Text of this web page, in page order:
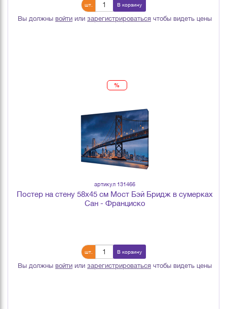
шт. В корзину
Вы должны войти или зарегистрироваться чтобы видеть цены
%
артикул 131466
Постер на стену 58х45 см Мост Бэй Бридж в сумерках
Сан - Франциско
шт. В корзину
Вы должны войти или зарегистрироваться чтобы видеть цены